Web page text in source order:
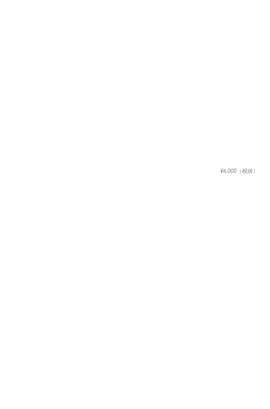
¥6,000（税抜）